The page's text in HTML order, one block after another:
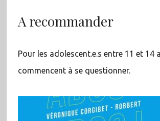
A recommander
Pour les adolescent.e.s entre 11 et 14
commencent à se questionner.